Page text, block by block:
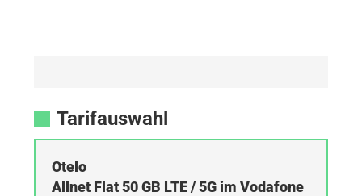
Tarifauswahl
Otelo
Allnet Flat 50 GB LTE / 5G im Vodafone